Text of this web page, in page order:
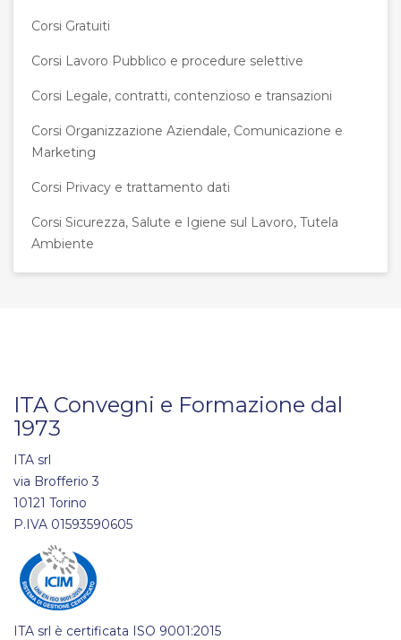
Corsi Gratuiti
Corsi Lavoro Pubblico e procedure selettive
Corsi Legale, contratti, contenzioso e transazioni
Corsi Organizzazione Aziendale, Comunicazione e
Marketing
Corsi Privacy e trattamento dati
Corsi Sicurezza, Salute e Igiene sul Lavoro, Tutela
Ambiente
ITA Convegni e Formazione dal
1973
ITA srl
via Brofferio 3
10121 Torino
P.IVA 01593590605
ITA srl è certificata ISO 9001:2015